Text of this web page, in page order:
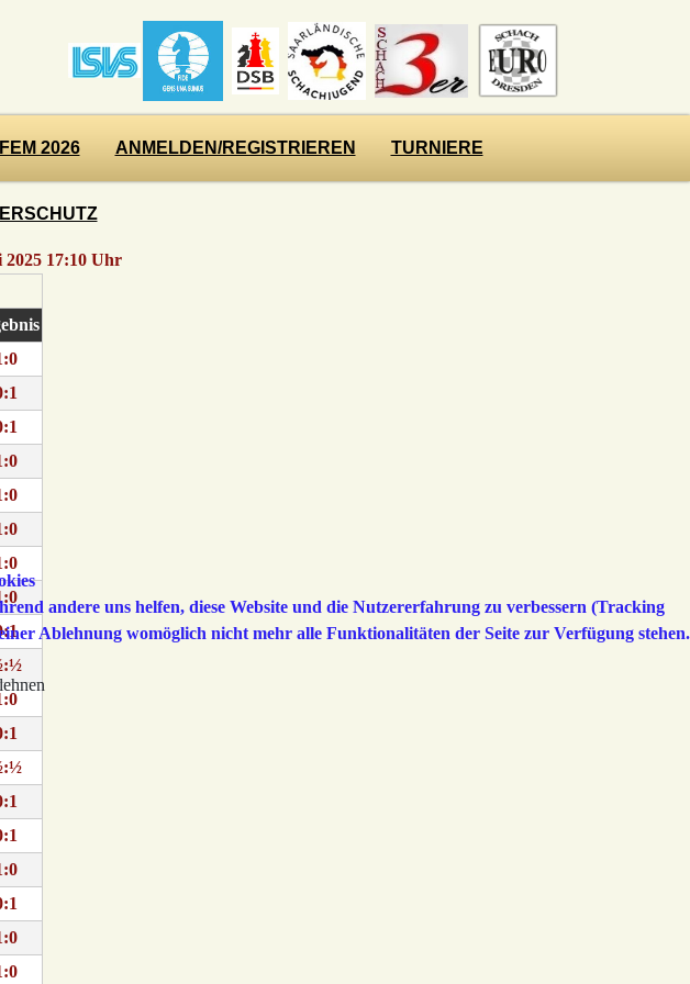
2026 ANMELDEN/REGISTRIEREN TURNIERE
17:10 Uhr
andere uns helfen, diese Website und die Nutzererfahrung zu verbessern (Tracking
Ablehnung womöglich nicht mehr alle Funktionalitäten der Seite zur Verfügung stehen.